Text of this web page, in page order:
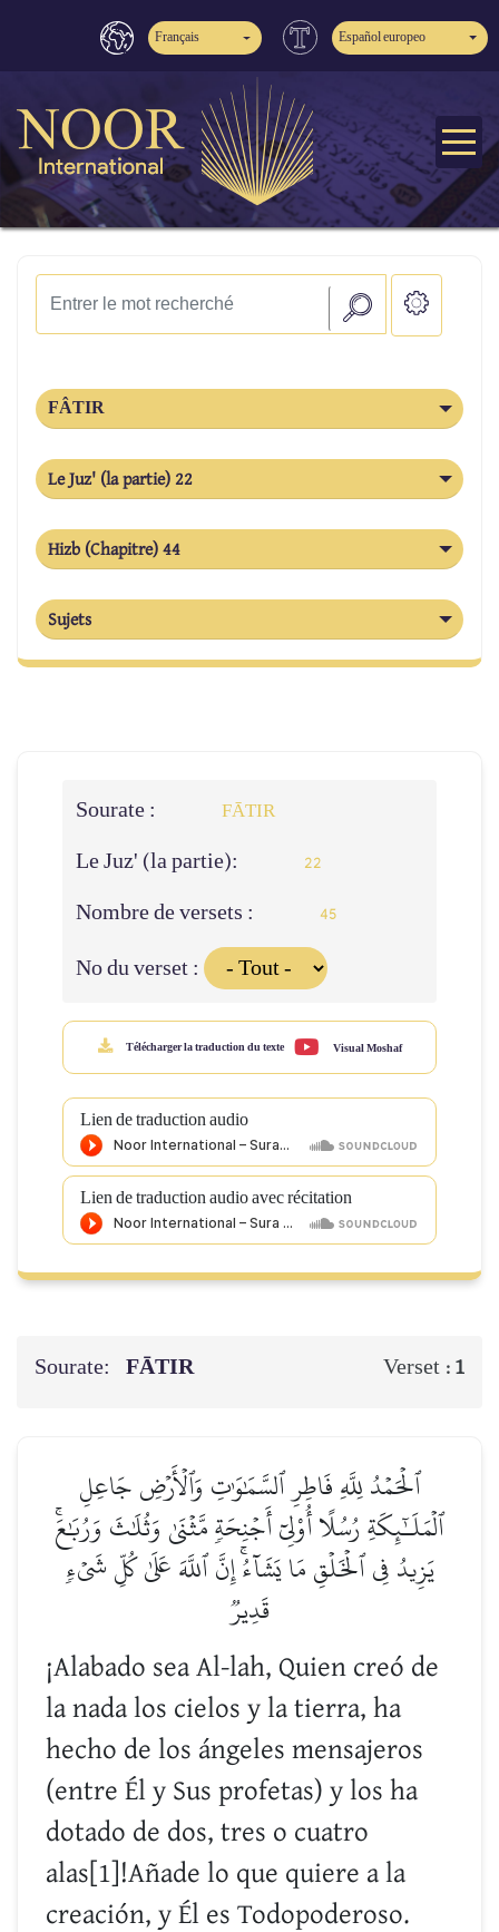
Français Español europeo
FÂTIR
Le Juz' (la partie) 22
Hizb (Chapitre) 44
Sujets
Sourate : FĀTIR
Le Juz' (la partie): 22
Nombre de versets : 45
No du verset :
Télécharger la traduction du texte Visual Moshaf
Lien de traduction audio
Lien de traduction audio avec récitation
Sourate: FĀTIR Verset : 1
ٱلۡحَمۡدُ لِلَّهِ فَاطِرِ ٱلسَّمَٰوَٰتِ وَٱلۡأَرۡضِ جَاعِلِ
ٱلۡمَلَـٰٓئِكَةِ رُسُلًا أُوْلِيٓ أَجۡنِحَةٖ مَّثۡنَىٰ وَثُلَٰثَ وَرُبَٰعَۚ
يَزِيدُ فِي ٱلۡخَلۡقِ مَا يَشَآءُۚ إِنَّ ٱللَّهَ عَلَىٰ كُلِّ شَيۡءٖ
قَدِيرٞ
¡Alabado sea Al-lah, Quien creó de
la nada los cielos y la tierra, ha
hecho de los ángeles mensajeros
(entre Él y Sus profetas) y los ha
dotado de dos, tres o cuatro
alas[1]!Añade lo que quiere a la
creación, y Él es Todopoderoso.